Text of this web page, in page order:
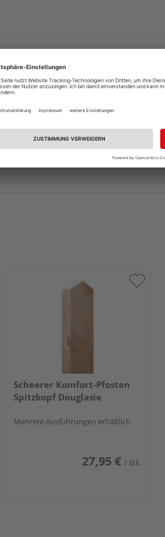
Scheerer Komfort-Pfosten
Spitzkopf Douglasie
Mehrere Ausführungen erhältlich
27,95 € / Stk.